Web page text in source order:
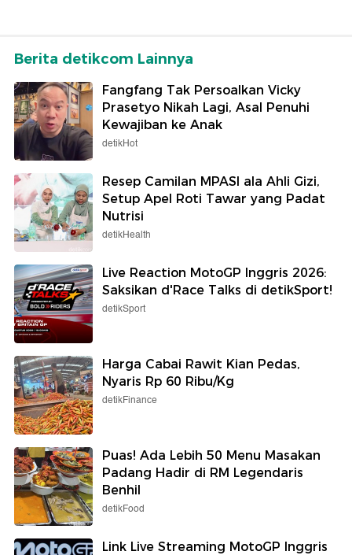
Berita detikcom Lainnya
Fangfang Tak Persoalkan Vicky
Prasetyo Nikah Lagi, Asal Penuhi
Kewajiban ke Anak
detikHot
Resep Camilan MPASI ala Ahli Gizi,
Setup Apel Roti Tawar yang Padat
Nutrisi
detikHealth
Live Reaction MotoGP Inggris 2026:
Saksikan d'Race Talks di detikSport!
detikSport
Harga Cabai Rawit Kian Pedas,
Nyaris Rp 60 Ribu/Kg
detikFinance
Puas! Ada Lebih 50 Menu Masakan
Padang Hadir di RM Legendaris
Benhil
detikFood
Link Live Streaming MotoGP Inggris